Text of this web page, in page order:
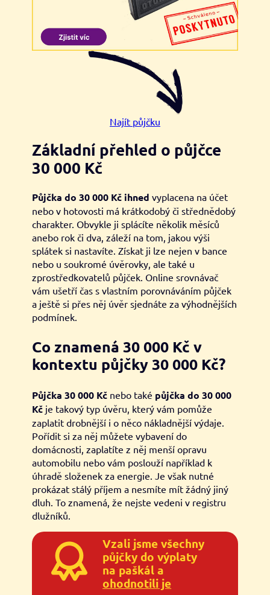
Najít půjčku
Základní přehled o půjčce
30 000 Kč
Půjčka do 30 000 Kč ihned vyplacena na účet
nebo v hotovosti má krátkodobý či střednědobý
charakter. Obvykle ji splácíte několik měsíců
anebo rok či dva, záleží na tom, jakou výši
splátek si nastavíte. Získat ji lze nejen v bance
nebo u soukromé úvěrovky, ale také u
zprostředkovatelů půjček. Online srovnávač
vám ušetří čas s vlastním porovnáváním půjček
a ještě si přes něj úvěr sjednáte za výhodnějších
podmínek.
Co znamená 30 000 Kč v
kontextu půjčky 30 000 Kč?
Půjčka 30 000 Kč nebo také půjčka do 30 000
Kčje takový typ úvěru, který vám pomůže
zaplatit drobnější i o něco nákladnější výdaje.
Pořídit si za něj můžete vybavení do
domácnosti, zaplatíte z něj menší opravu
automobilu nebo vám poslouží například k
úhradě složenek za energie. Je však nutné
prokázat stálý příjem a nesmíte mít žádný jiný
dluh. To znamená, že nejste vedeni v registru
dlužníků.
Vzali jsme všechny
půjčky do výplaty
na paškál a
ohodnotili je